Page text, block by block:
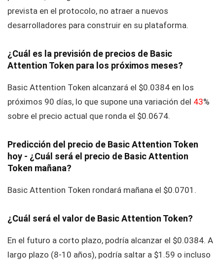
prevista en el protocolo, no atraer a nuevos
desarrolladores para construir en su plataforma.
¿Cuál es la previsión de precios de Basic
Attention Token para los próximos meses?
Basic Attention Token alcanzará el $0.0384 en los
próximos 90 días, lo que supone una variación del 43%
sobre el precio actual que ronda el $0.0674.
Predicción del precio de Basic Attention Token
hoy - ¿Cuál será el precio de Basic Attention
Token mañana?
Basic Attention Token rondará mañana el $0.0701.
¿Cuál será el valor de Basic Attention Token?
En el futuro a corto plazo, podría alcanzar el $0.0384. A
largo plazo (8-10 años), podría saltar a $1.59 o incluso